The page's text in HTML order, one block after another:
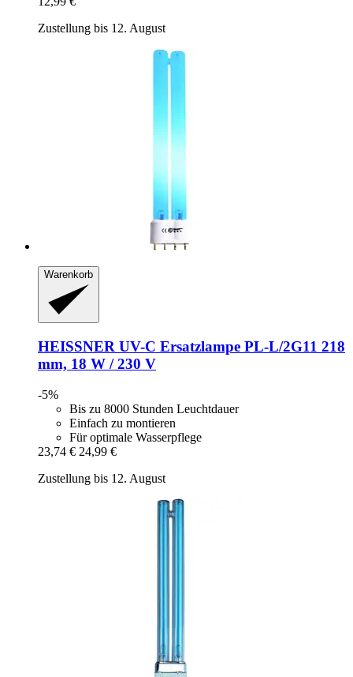
Zustellung bis 12. August
Warenkorb
HEISSNER UV-​C Ersatzlampe PL-​L/2G11 218
mm, 18 W / 230 V
-5%
Bis zu 8000 Stunden Leuchtdauer
Einfach zu montieren
Für optimale Wasserpflege
23,74 € 24,99 €
Zustellung bis 12. August